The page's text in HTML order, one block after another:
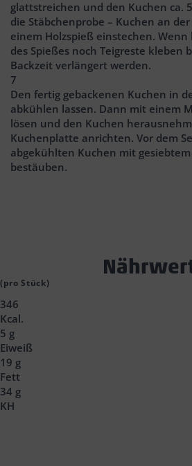
glattstreichen und den Kuchen ca.
die Stäbchenprobe – Kuchen an
einem Holzspieß einstechen. Wenn
des Spießes noch Teigreste kleben
Backzeit verlängert werden.
7
Den fertig gebackenen Kuchen in
abkühlen lassen. Dann mit einem
lösen und den Kuchen
Kuchenplatte anrichten. Vor dem
abgekühlten Kuchen mit
bestäuben.
Block
Headline
(pro Stück)
346
Kcal.
5 g
Eiweiß
19 g
Fett
34 g
KH